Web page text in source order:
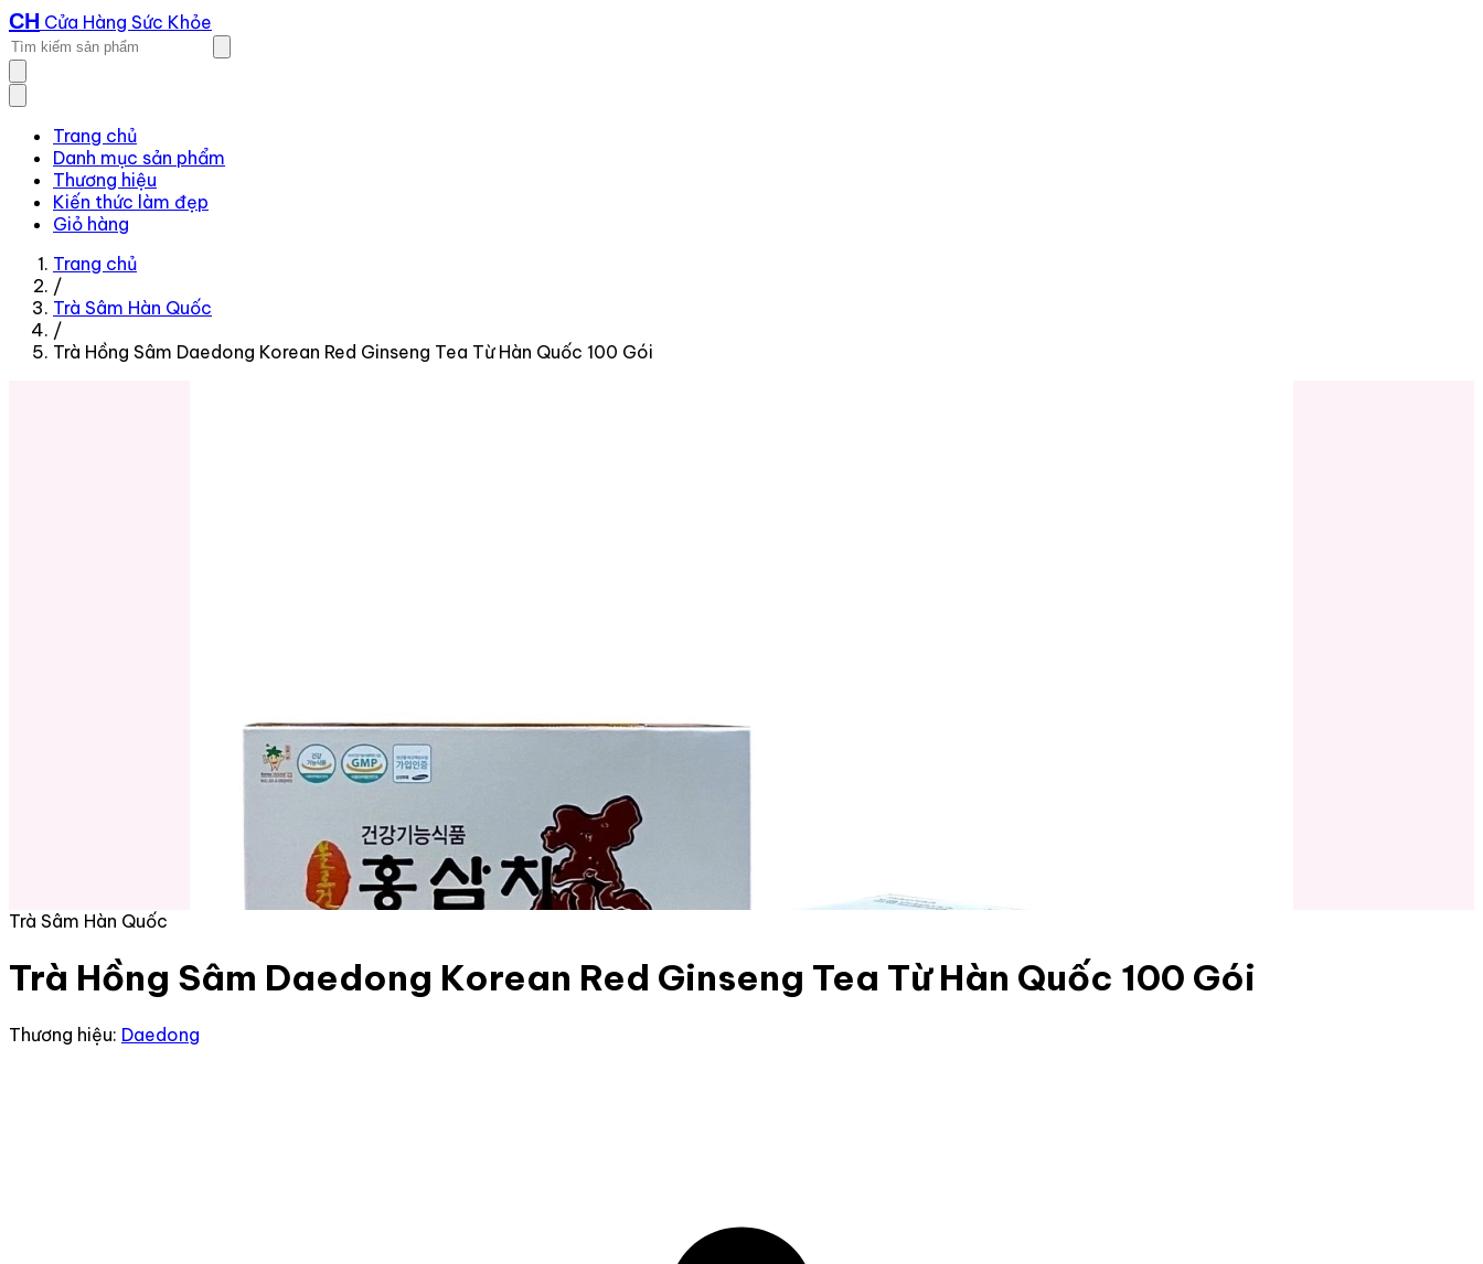
CH Cửa Hàng Sức Khỏe
Trang chủ
Danh mục sản phẩm
Thương hiệu
Kiến thức làm đẹp
Giỏ hàng
Trang chủ
/
Trà Sâm Hàn Quốc
/
Trà Hồng Sâm Daedong Korean Red Ginseng Tea Từ Hàn Quốc 100 Gói
Trà Sâm Hàn Quốc
Trà Hồng Sâm Daedong Korean Red Ginseng Tea Từ Hàn Quốc 100 Gói
Thương hiệu: Daedong